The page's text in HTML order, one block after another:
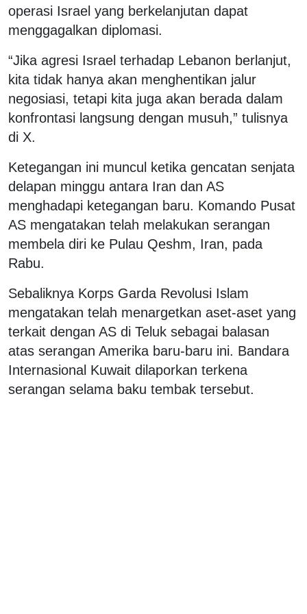
operasi Israel yang berkelanjutan dapat
menggagalkan diplomasi.
“Jika agresi Israel terhadap Lebanon berlanjut,
kita tidak hanya akan menghentikan jalur
negosiasi, tetapi kita juga akan berada dalam
konfrontasi langsung dengan musuh,” tulisnya
di X.
Ketegangan ini muncul ketika gencatan senjata
delapan minggu antara Iran dan AS
menghadapi ketegangan baru. Komando Pusat
AS mengatakan telah melakukan serangan
membela diri ke Pulau Qeshm, Iran, pada
Rabu.
Sebaliknya Korps Garda Revolusi Islam
mengatakan telah menargetkan aset-aset yang
terkait dengan AS di Teluk sebagai balasan
atas serangan Amerika baru-baru ini. Bandara
Internasional Kuwait dilaporkan terkena
serangan selama baku tembak tersebut.